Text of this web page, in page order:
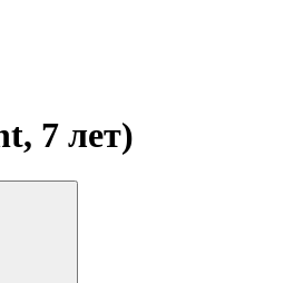
7 лет)